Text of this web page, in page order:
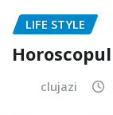
LIFE STYLE
clujazi